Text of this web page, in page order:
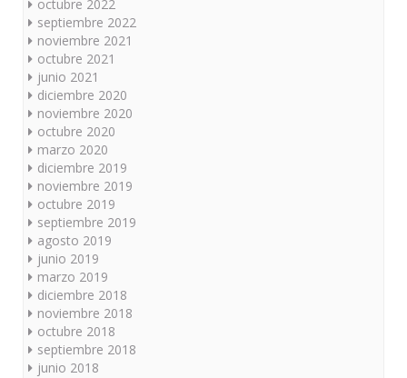
octubre 2022
septiembre 2022
noviembre 2021
octubre 2021
junio 2021
diciembre 2020
noviembre 2020
octubre 2020
marzo 2020
diciembre 2019
noviembre 2019
octubre 2019
septiembre 2019
agosto 2019
junio 2019
marzo 2019
diciembre 2018
noviembre 2018
octubre 2018
septiembre 2018
junio 2018